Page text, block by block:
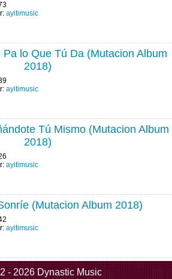
ayitimusic
Pa lo Que Tú Da (Mutacion Album
2018)
ayitimusic
Tú Mismo (Mutacion Album
2018)
ayitimusic
(Mutacion Album 2018)
ayitimusic
- 2026 Dynastic Music